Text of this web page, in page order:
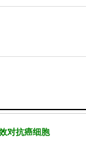
对抗癌细胞